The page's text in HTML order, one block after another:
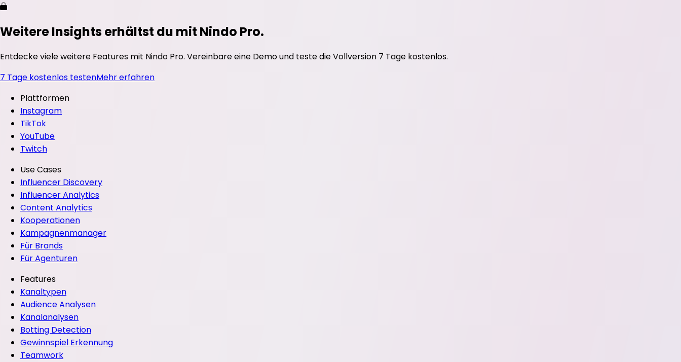
Weitere Insights erhältst du mit Nindo Pro.
Entdecke viele weitere Features mit Nindo Pro. Vereinbare eine Demo und teste die Vollversion 7 Tage kostenlos.
7 Tage kostenlos testenMehr erfahren
Plattformen
Instagram
TikTok
YouTube
Twitch
Use Cases
Influencer Discovery
Influencer Analytics
Content Analytics
Kooperationen
Kampagnenmanager
Für Brands
Für Agenturen
Features
Kanaltypen
Audience Analysen
Kanalanalysen
Botting Detection
Gewinnspiel Erkennung
Teamwork